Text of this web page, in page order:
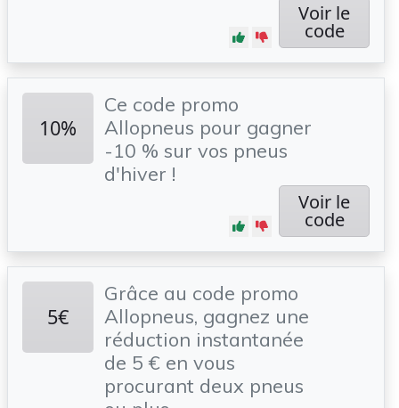
Voir le
code
10%
Ce code promo
Allopneus pour gagner
-10 % sur vos pneus
d'hiver !
Voir le
code
5€
Grâce au code promo
Allopneus, gagnez une
réduction instantanée
de 5 € en vous
procurant deux pneus